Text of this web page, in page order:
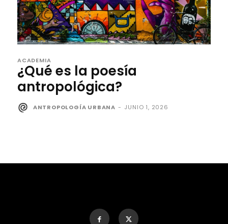
ACADEMIA
¿Qué es la poesía
antropológica?
ANTROPOLOGÍA URBANA - JUNIO 1, 2026